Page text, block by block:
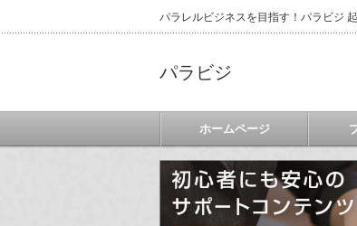
パラレルビジネスを目指す！パラビジ
パラビジ
ホームページ